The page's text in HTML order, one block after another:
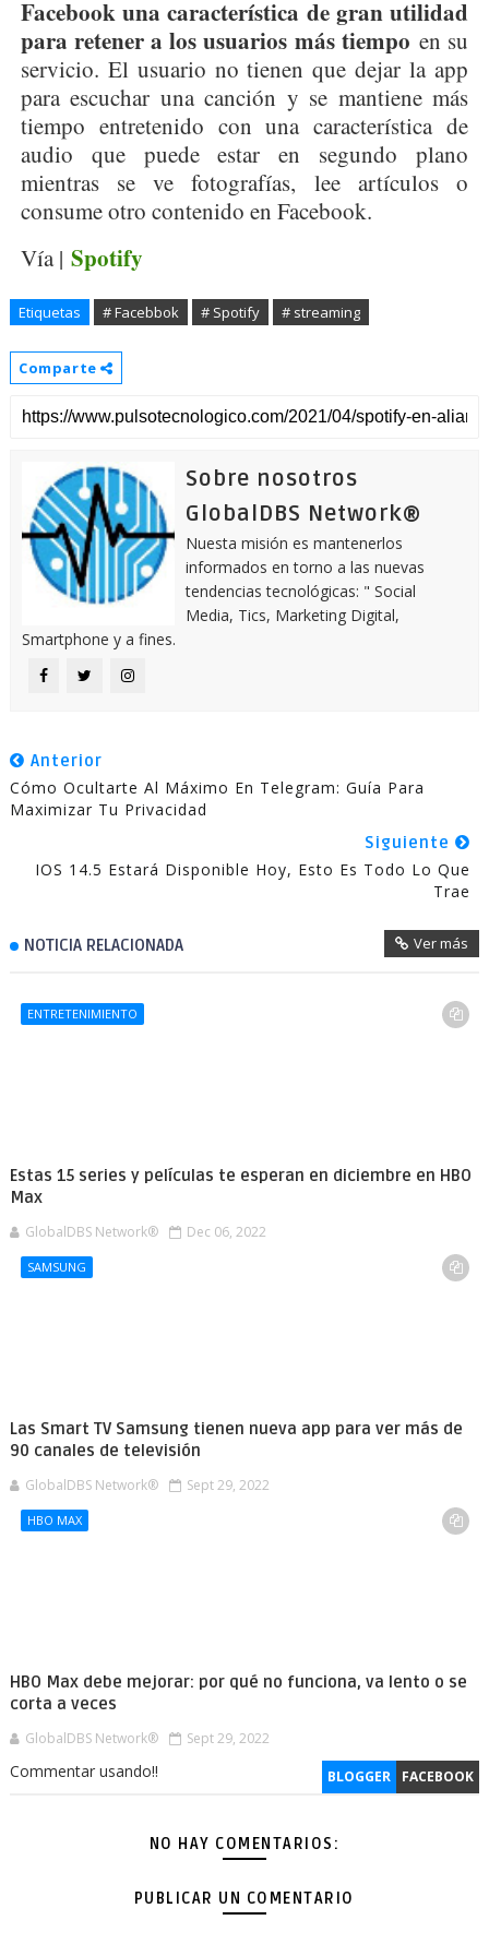
Facebook una característica de gran utilidad
para retener a los usuarios más tiempo en su
servicio. El usuario no tienen que dejar la app
para escuchar una canción y se mantiene más
tiempo entretenido con una característica de
audio que puede estar en segundo plano
mientras se ve fotografías, lee artículos o
consume otro contenido en Facebook.
Vía | Spotify
Etiquetas # Facebbok # Spotify # streaming
Comparte
Sobre nosotros
GlobalDBS Network®
Nuesta misión es mantenerlos
informados en torno a las nuevas
tendencias tecnológicas: " Social
Media, Tics, Marketing Digital,
Smartphone y a fines.
Anterior
Cómo Ocultarte Al Máximo En Telegram: Guía Para
Maximizar Tu Privacidad
Siguiente
IOS 14.5 Estará Disponible Hoy, Esto Es Todo Lo Que
Trae
NOTICIA RELACIONADA Ver más
ENTRETENIMIENTO
Estas 15 series y películas te esperan en diciembre en HBO
Max
GlobalDBS Network® Dec 06, 2022
SAMSUNG
Las Smart TV Samsung tienen nueva app para ver más de
90 canales de televisión
GlobalDBS Network® Sept 29, 2022
HBO MAX
HBO Max debe mejorar: por qué no funciona, va lento o se
corta a veces
GlobalDBS Network® Sept 29, 2022
BLOGGER FACEBOOK
Commentar usando!!
NO HAY COMENTARIOS:
PUBLICAR UN COMENTARIO